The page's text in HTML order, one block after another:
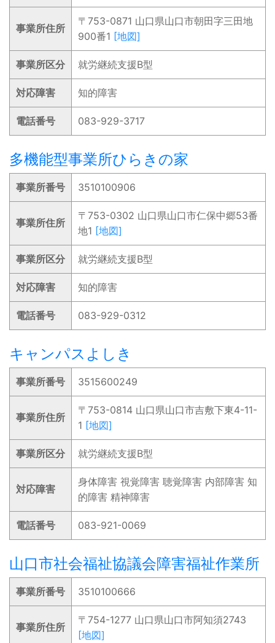
事業所住所
〒753-0871 山口県山口市朝田字三田地
900番1 [地図]
事業所区分 就労継続支援B型
対応障害 知的障害
電話番号 083-929-3717
多機能型事業所ひらきの家
事業所番号 3510100906
事業所住所
〒753-0302 山口県山口市仁保中郷53番
地1 [地図]
事業所区分 就労継続支援B型
対応障害 知的障害
電話番号 083-929-0312
キャンパスよしき
事業所番号 3515600249
事業所住所
〒753-0814 山口県山口市吉敷下東4-11-
1 [地図]
事業所区分 就労継続支援B型
対応障害
身体障害 視覚障害 聴覚障害 内部障害 知
的障害 精神障害
電話番号 083-921-0069
山口市社会福祉協議会障害福祉作業所
事業所番号 3510100666
事業所住所
〒754-1277 山口県山口市阿知須2743
[地図]